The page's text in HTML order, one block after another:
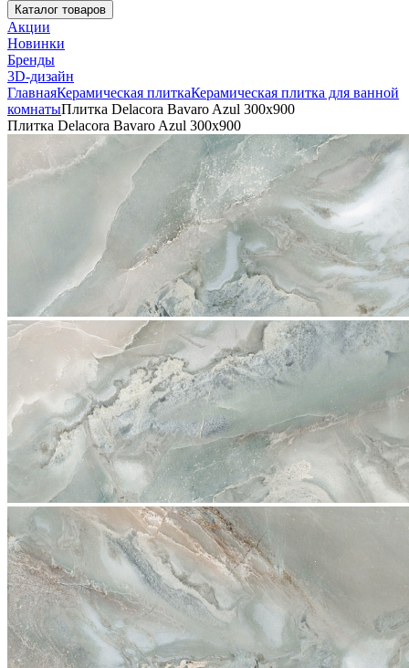
Каталог товаров
Акции
Новинки
Бренды
3D-дизайн
ГлавнаяКерамическая плиткаКерамическая плитка для ванной
комнатыПлитка Delacora Bavaro Azul 300x900
Плитка Delacora Bavaro Azul 300x900